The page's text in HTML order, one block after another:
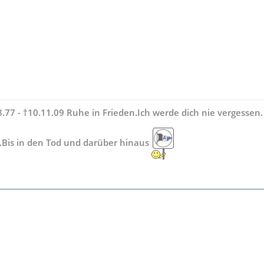
- †10.11.09 Ruhe in Frieden.Ich werde dich nie vergessen.
in den Tod und darüber hinaus